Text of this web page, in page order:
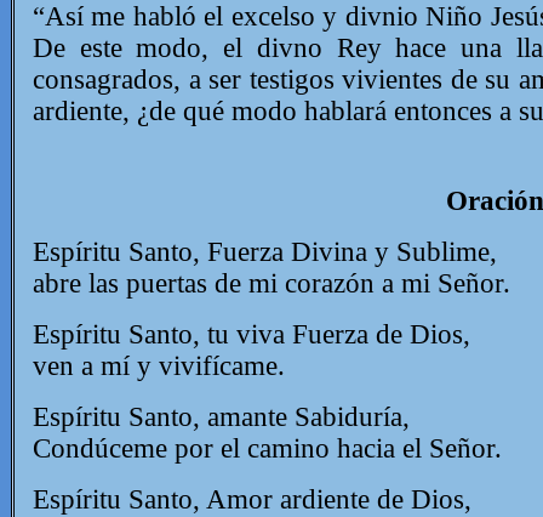
“Así me habló el excelso y divnio Niño
De este modo, el divno Rey hace una
consagrados, a ser testigos vivientes de su
ardiente, ¿de qué modo hablará entonces a
Espíritu Santo, Fuerza Divina y Sublime,
abre las puertas de mi corazón a mi Señor.
Espíritu Santo, tu viva Fuerza de Dios,
ven a mí y vivifícame.
Espíritu Santo, amante Sabiduría,
Condúceme por el camino hacia el Señor.
Espíritu Santo, Amor ardiente de Dios,